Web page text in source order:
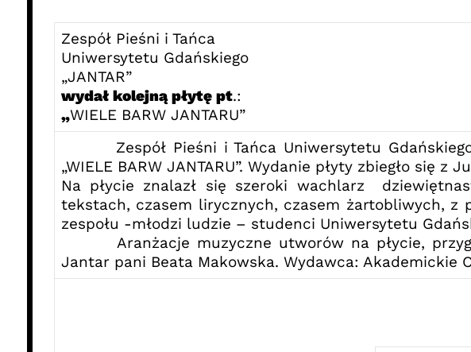
Zespół Pieśni i Tańca
Uniwersytetu Gdańskiego
„JANTAR”
wydał kolejną płytę pt.:
„WIELE BARW JANTARU”
Zespół Pieśni i Tańca Uniwersytetu Gdańskiego
„WIELE BARW JANTARU”. Wydanie płyty zbiegło się
Na płycie znalazł się szeroki wachlarz
tekstach, czasem lirycznych, czasem żartobliwych,
zespołu -młodzi ludzie – studenci Uniwersytetu
Aranżacje muzyczne utworów na płycie,
Jantar pani Beata Makowska. Wydawca: Akademickie